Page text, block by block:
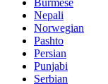
Burmese
Nepali
Norwegian
Pashto
Persian
Punjabi
Serbian